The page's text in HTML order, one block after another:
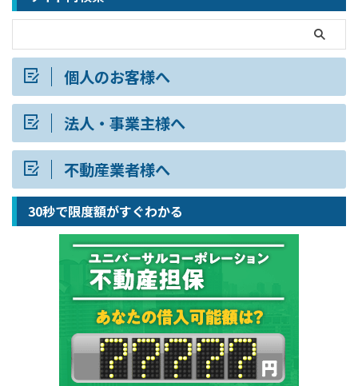
個人のお客様へ
法人・事業主様へ
不動産業者様へ
30秒で限度額がすぐわかる